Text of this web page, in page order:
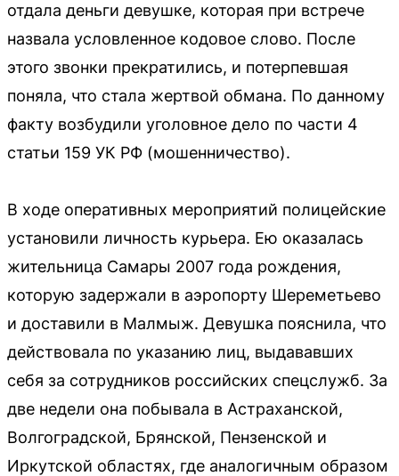
отдала деньги девушке, которая при встрече
назвала условленное кодовое слово. После
этого звонки прекратились, и потерпевшая
поняла, что стала жертвой обмана. По данному
факту возбудили уголовное дело по части 4
статьи 159 УК РФ (мошенничество).
В ходе оперативных мероприятий полицейские
установили личность курьера. Ею оказалась
жительница Самары 2007 года рождения,
которую задержали в аэропорту Шереметьево
и доставили в Малмыж. Девушка пояснила, что
действовала по указанию лиц, выдававших
себя за сотрудников российских спецслужб. За
две недели она побывала в Астраханской,
Волгоградской, Брянской, Пензенской и
Иркутской областях, где аналогичным образом